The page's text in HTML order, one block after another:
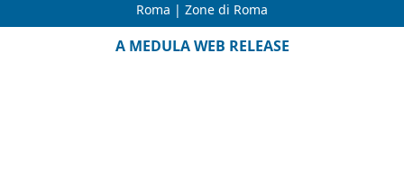
Roma | Zone di Roma
A MEDULA WEB RELEASE